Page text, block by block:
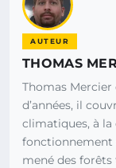
AUTEUR
THOMAS
Thomas
d’années, il
climatiques, à
fonctionnement
mené des forêts